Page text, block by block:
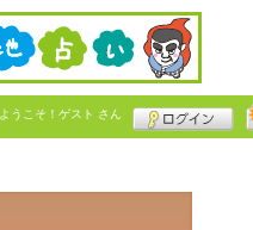
ようこそ！ ゲスト さん